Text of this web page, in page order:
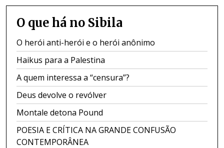
O que há no Sibila
O herói anti-herói e o herói anônimo
Haikus para a Palestina
A quem interessa a “censura”?
Deus devolve o revólver
Montale detona Pound
POESIA E CRÍTICA NA GRANDE CONFUSÃO
CONTEMPORÂNEA